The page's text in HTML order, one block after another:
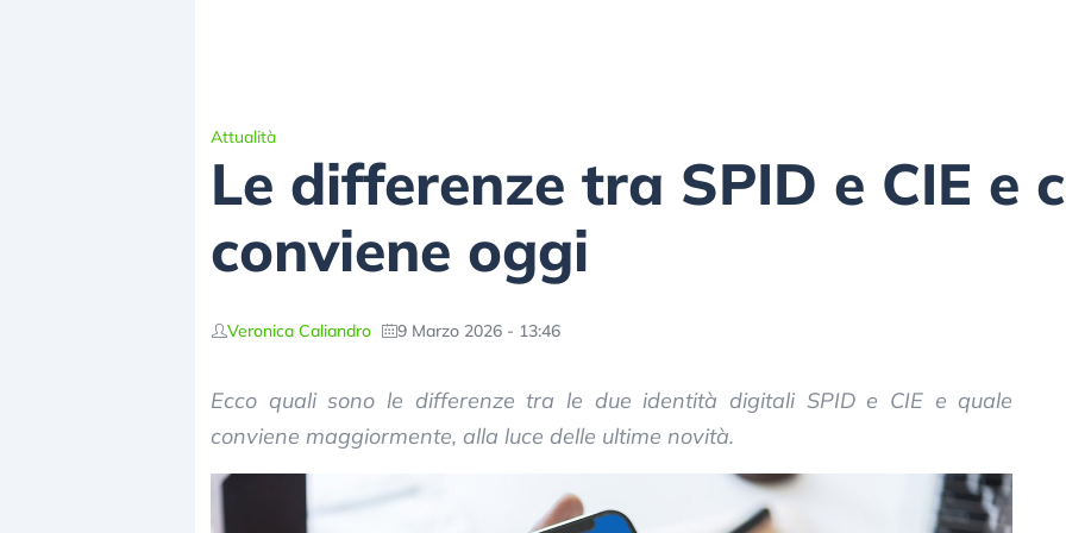
Attualità
Le differenze tra SPID e CIE e
conviene oggi
Veronica Caliandro 9 Marzo 2026 - 13:46
Ecco quali sono le differenze tra le due identità digitali SPID e CIE e quale
conviene maggiormente, alla luce delle ultime novità.